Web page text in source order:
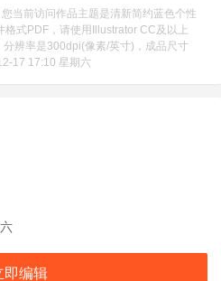
当前访问作品主题是清新简约蓝色个性
式PDF，请使用Illustrator CC及以上
辨率是300dpi(像素/英寸)，成品尺寸
17 17:10 星期六
即编辑